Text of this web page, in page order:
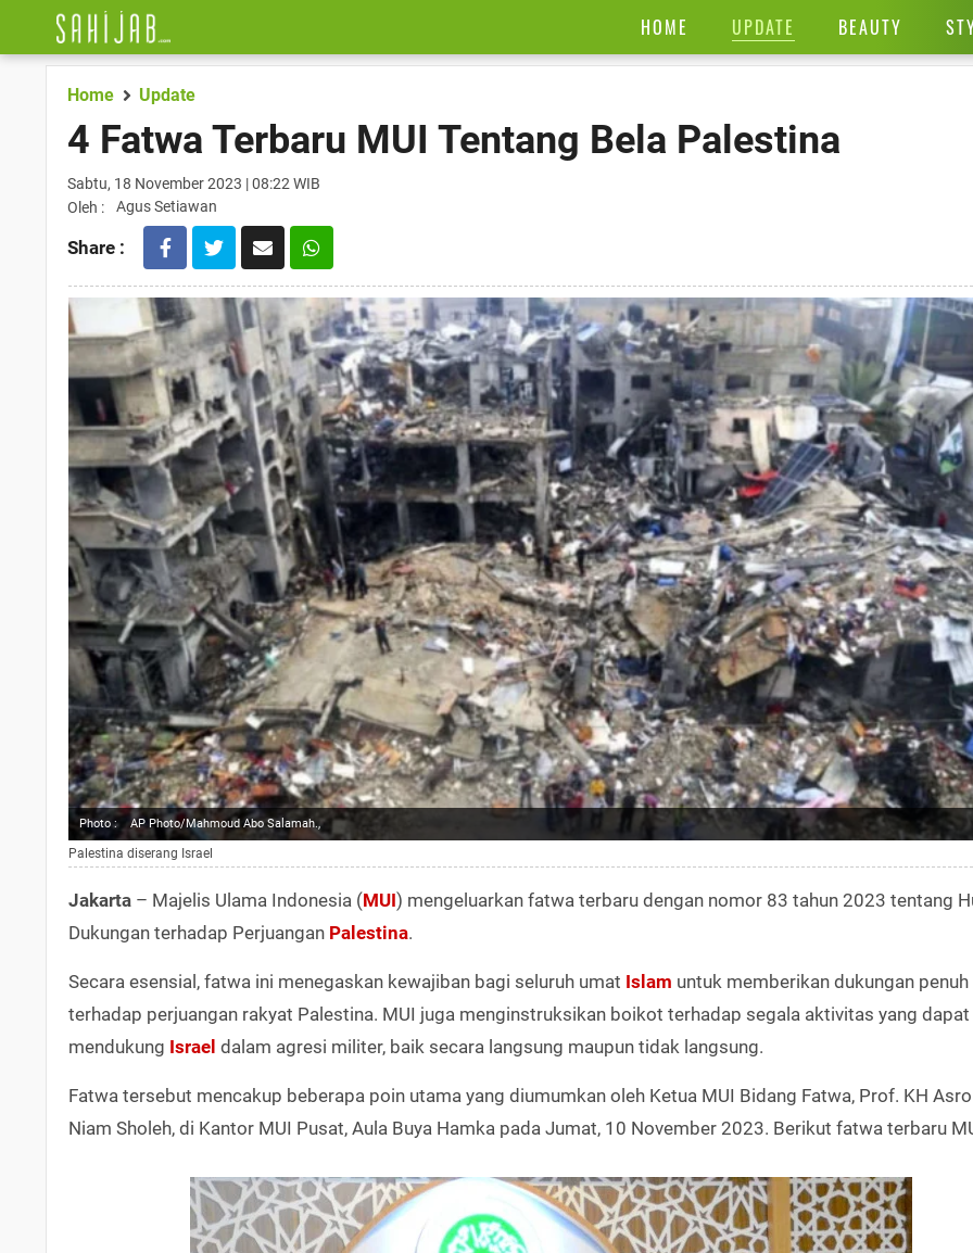
HOME UPDATE BEAUTY
Home Update
4 Fatwa Terbaru MUI Tentang Bela Palestina
Sabtu, 18 November 2023 | 08:22 WIB
Oleh :
Agus Setiawan
Share :
Photo : AP Photo/Mahmoud Abo Salamah.,
Palestina diserang Israel
Jakarta – Majelis Ulama Indonesia (MUI) mengeluarkan fatwa terbaru dengan nomor 83 tahun 2023 tentang
Dukungan terhadap Perjuangan Palestina.
Secara esensial, fatwa ini menegaskan kewajiban bagi seluruh umat Islam untuk memberikan dukungan penuh
terhadap perjuangan rakyat Palestina. MUI juga menginstruksikan boikot terhadap segala aktivitas yang dapat
mendukung Israel dalam agresi militer, baik secara langsung maupun tidak langsung.
Fatwa tersebut mencakup beberapa poin utama yang diumumkan oleh Ketua MUI Bidang Fatwa, Prof. KH
Niam Sholeh, di Kantor MUI Pusat, Aula Buya Hamka pada Jumat, 10 November 2023. Berikut fatwa terbaru